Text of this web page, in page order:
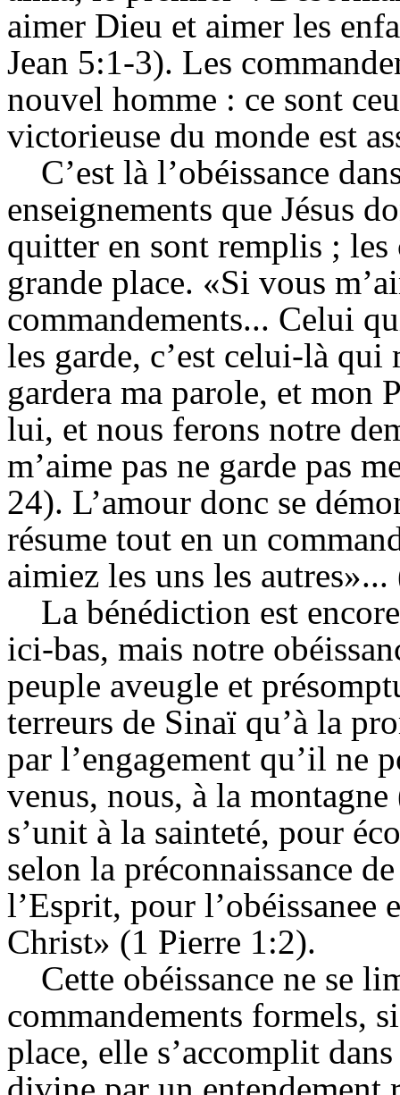
aimer Dieu et aimer les
Jean 5:1-3). Les
nouvel homme : ce sont
victorieuse du monde est
C’est là l’obéissance
enseignements que Jésus
quitter en sont remplis ;
grande place. «Si vous
commandements... Celui
les garde, c’est celui-là qui
gardera ma parole, et mon
lui, et nous ferons notre
m’aime pas ne garde pas
24). L’amour donc se
résume tout en un
aimiez les uns les
La bénédiction est
ici-bas, mais notre
peuple aveugle et
terreurs de Sinaï qu’à la
par l’engagement qu’il ne
venus, nous, à la
s’unit à la sainteté, pour
selon la préconnaissance
l’Esprit, pour l’obéissanee
Christ» (1 Pierre 1:2).
Cette obéissance ne se
commandements formels,
place, elle s’accomplit